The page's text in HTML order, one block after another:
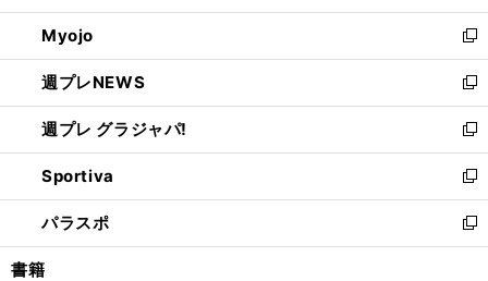
開
く
ウ
で
開
く
ン
ド
ウ
で
開
く
ウ
ィ
ン
ド
ウ
で
開
く
Myojo
新
し
い
ウ
ィ
ン
ド
ウ
で
開
週プレNEWS
新
し
い
ウ
ィ
ン
ド
ウ
週プレ グラジャパ!
新
し
い
ウ
ィ
ン
Sportiva
新
し
い
ウ
パラスポ
新
し
書籍